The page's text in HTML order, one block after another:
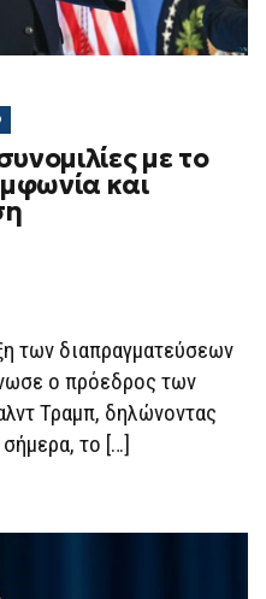
με το
και
των διαπραγματεύσεων
ο πρόεδρος των
Τραμπ, δηλώνοντας
το […]